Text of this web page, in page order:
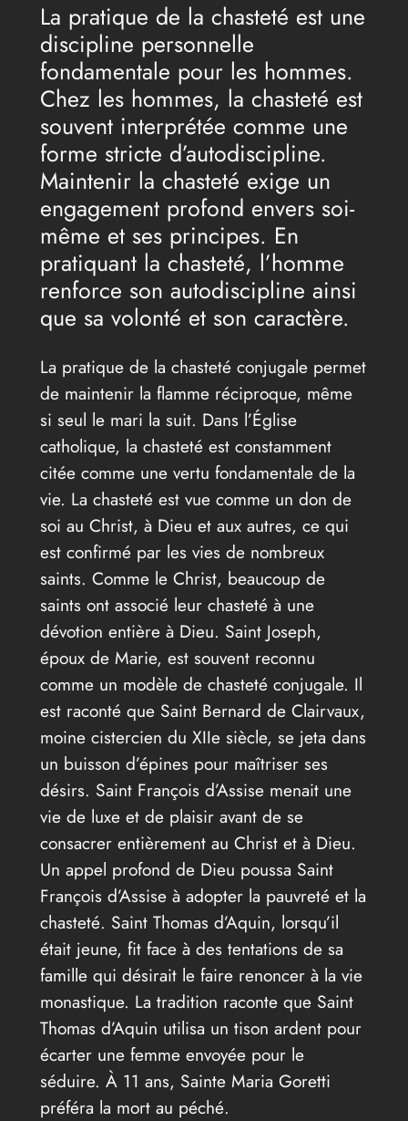
La pratique de la chasteté est une
discipline personnelle
fondamentale pour les hommes.
Chez les hommes, la chasteté est
souvent interprétée comme une
forme stricte d’autodiscipline.
Maintenir la chasteté exige un
engagement profond envers soi-
même et ses principes. En
pratiquant la chasteté, l’homme
renforce son autodiscipline ainsi
que sa volonté et son caractère.
La pratique de la chasteté conjugale permet
de maintenir la flamme réciproque, même
si seul le mari la suit. Dans l’Église
catholique, la chasteté est constamment
citée comme une vertu fondamentale de la
vie. La chasteté est vue comme un don de
soi au Christ, à Dieu et aux autres, ce qui
est confirmé par les vies de nombreux
saints. Comme le Christ, beaucoup de
saints ont associé leur chasteté à une
dévotion entière à Dieu. Saint Joseph,
époux de Marie, est souvent reconnu
comme un modèle de chasteté conjugale. Il
est raconté que Saint Bernard de Clairvaux,
moine cistercien du XIIe siècle, se jeta dans
un buisson d’épines pour maîtriser ses
désirs. Saint François d’Assise menait une
vie de luxe et de plaisir avant de se
consacrer entièrement au Christ et à Dieu.
Un appel profond de Dieu poussa Saint
François d’Assise à adopter la pauvreté et la
chasteté. Saint Thomas d’Aquin, lorsqu’il
était jeune, fit face à des tentations de sa
famille qui désirait le faire renoncer à la vie
monastique. La tradition raconte que Saint
Thomas d’Aquin utilisa un tison ardent pour
écarter une femme envoyée pour le
séduire. À 11 ans, Sainte Maria Goretti
préféra la mort au péché.